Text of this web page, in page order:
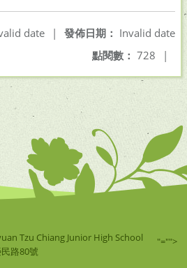
發佈日期： Invalid date
date
|
點閱數： 728 |
Tzu Chiang Junior High School
路80號
"="">